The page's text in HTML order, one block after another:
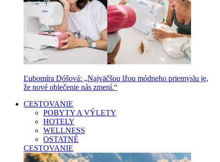
Ľubomíra Dóšová: „Najväčšou lžou módneho priemyslu je,
že nové oblečenie nás zmení.“
CESTOVANIE
POBYTY A VÝLETY
HOTELY
WELLNESS
OSTATNÉ
CESTOVANIE